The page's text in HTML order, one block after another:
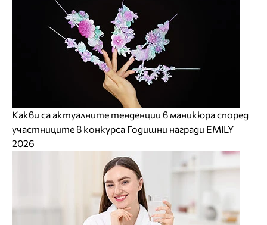
Какви са актуалните тенденции в маникюра според
участниците в конкурса Годишни награди EMILY
2026